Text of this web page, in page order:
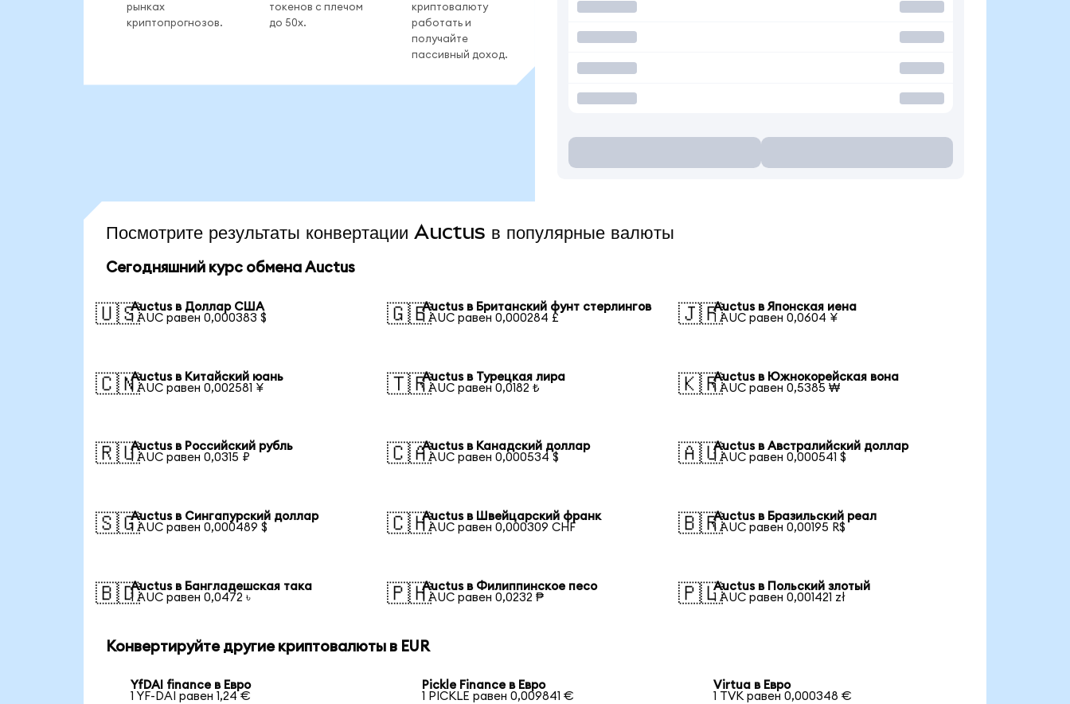
рынках
криптопрогнозов.
токенов с плечом
до 50x.
криптовалюту
работать и
получайте
пассивный доход.
Посмотрите результаты конвертации Auctus в популярные валюты
Сегодняшний курс обмена Auctus
🇺🇸Auctus в Доллар США
1 AUC равен 0,000383 $
🇬🇧Auctus в Британский фунт стерлингов
1 AUC равен 0,000284 £
🇯🇵Auctus в Японская иена
1 AUC равен 0,0604 ¥
🇨🇳Auctus в Китайский юань
1 AUC равен 0,002581 ¥
🇹🇷Auctus в Турецкая лира
1 AUC равен 0,0182 ₺
🇰🇷Auctus в Южнокорейская вона
1 AUC равен 0,5385 ₩
🇷🇺Auctus в Российский рубль
1 AUC равен 0,0315 ₽
🇨🇦Auctus в Канадский доллар
1 AUC равен 0,000534 $
🇦🇺Auctus в Австралийский доллар
1 AUC равен 0,000541 $
🇸🇬Auctus в Сингапурский доллар
1 AUC равен 0,000489 $
🇨🇭Auctus в Швейцарский франк
1 AUC равен 0,000309 CHF
🇧🇷Auctus в Бразильский реал
1 AUC равен 0,00195 R$
🇧🇩Auctus в Бангладешская така
1 AUC равен 0,0472 ৳
🇵🇭Auctus в Филиппинское песо
1 AUC равен 0,0232 ₱
🇵🇱Auctus в Польский злотый
1 AUC равен 0,001421 zł
Конвертируйте другие криптовалюты в EUR
YfDAI finance в Евро
1 YF-DAI равен 1,24 €
Pickle Finance в Евро
1 PICKLE равен 0,009841 €
Virtua в Евро
1 TVK равен 0,000348 €